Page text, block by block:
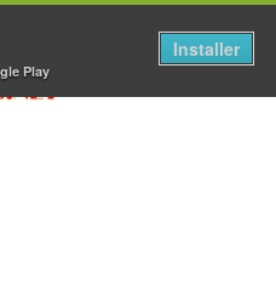
Play
Installer